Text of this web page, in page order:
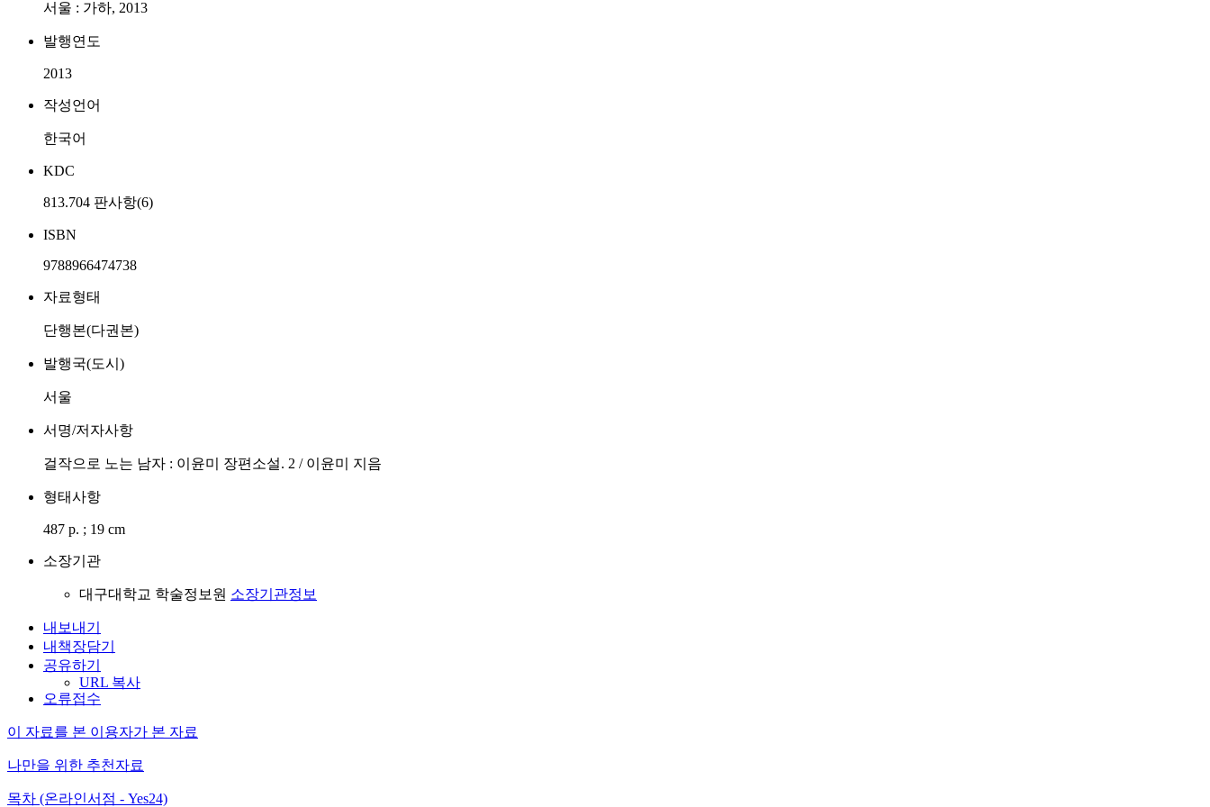
서울 : 가하, 2013
발행연도
2013
작성언어
한국어
KDC
813.704 판사항(6)
ISBN
9788966474738
자료형태
단행본(다권본)
발행국(도시)
서울
서명/저자사항
걸작으로 노는 남자 : 이윤미 장편소설. 2 / 이윤미 지음
형태사항
487 p. ; 19 cm
소장기관
대구대학교 학술정보원 소장기관정보
내보내기
내책장담기
공유하기
URL 복사
오류접수
이 자료를 본 이용자가 본 자료
나만을 위한 추천자료
목차 (온라인서점 - Yes24)